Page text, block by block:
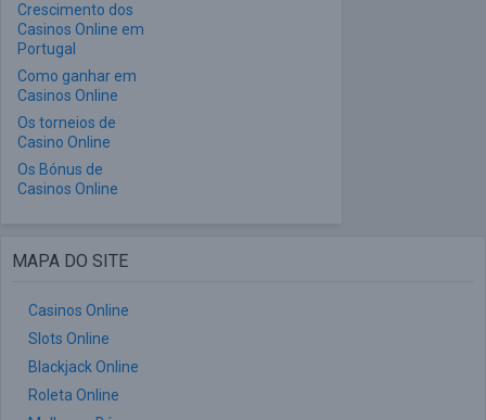
Crescimento dos
Casinos Online em
Portugal
Como ganhar em
Casinos Online
Os torneios de
Casino Online
Os Bónus de
Casinos Online
MAPA DO SITE
Casinos Online
Slots Online
Blackjack Online
Roleta Online